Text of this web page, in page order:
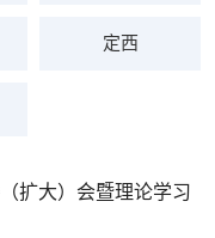
定西
扩大）会暨理论学习